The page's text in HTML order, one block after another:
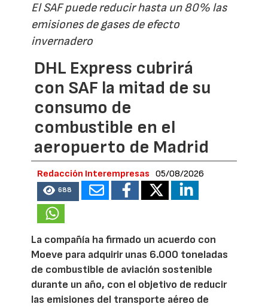
El SAF puede reducir hasta un 80% las
emisiones de gases de efecto
invernadero
DHL Express cubrirá
con SAF la mitad de su
consumo de
combustible en el
aeropuerto de Madrid
Redacción Interempresas 05/08/2026
688
La compañía ha firmado un acuerdo con
Moeve para adquirir unas 6.000 toneladas
de combustible de aviación sostenible
durante un año, con el objetivo de reducir
las emisiones del transporte aéreo de